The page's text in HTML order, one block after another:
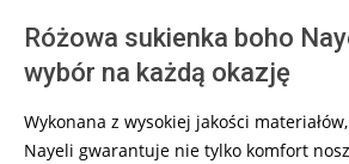
Różowa sukienka boho
wybór na każdą okazję
Wykonana z wysokiej jakości
Nayeli gwarantuje nie tylko komfort